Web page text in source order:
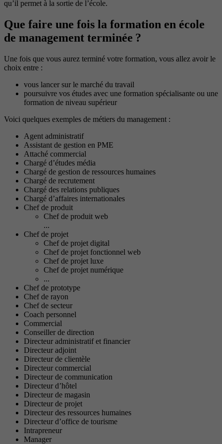
qu’il permet à la sortie de l’école.
Que faire une fois la formation en école
de management terminée ?
Une fois que vous aurez terminé votre formation, vous allez avoir le
choix entre :
vous lancer sur le marché du travail
poursuivre vos études avec une formation spécialisante ou une
formation de niveau supérieur
Voici quelques exemples de métiers du management :
Agent administratif
Assistant de gestion en PME
Attaché commercial
Chargé d’études média
Chargé de gestion de ressources humaines
Chargé de recrutement
Chargé des relations publiques
Chargé d’affaires internationales
Chef de produit
Chef de produit web
...
Chef de projet
Chef de projet digital
Chef de projet fonctionnel web
Chef de projet luxe
Chef de projet numérique
...
Chef de prototype
Chef de rayon
Chef de secteur
Coach personnel
Commercial
Conseiller de direction
Directeur administratif et financier
Directeur adjoint
Directeur de clientèle
Directeur commercial
Directeur de communication
Directeur d’hôtel
Directeur de magasin
Directeur de projet
Directeur des ressources humaines
Directeur d’office de tourisme
Intrapreneur
Manager